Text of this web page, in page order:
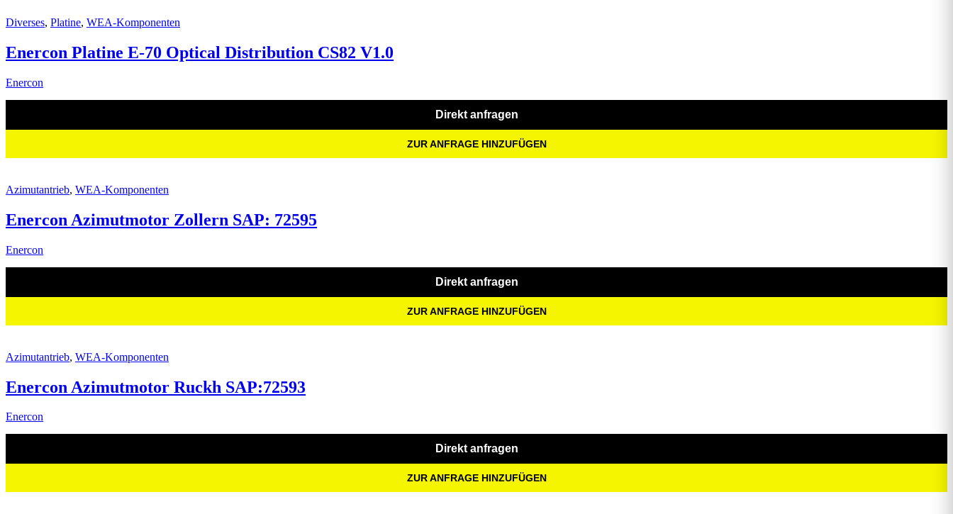
Diverses, Platine, WEA-Komponenten
Enercon Platine E-70 Optical Distribution CS82 V1.0
Enercon
Direkt anfragen
ZUR ANFRAGE HINZUFÜGEN
Azimutantrieb, WEA-Komponenten
Enercon Azimutmotor Zollern SAP: 72595
Enercon
Direkt anfragen
ZUR ANFRAGE HINZUFÜGEN
Azimutantrieb, WEA-Komponenten
Enercon Azimutmotor Ruckh SAP:72593
Enercon
Direkt anfragen
ZUR ANFRAGE HINZUFÜGEN